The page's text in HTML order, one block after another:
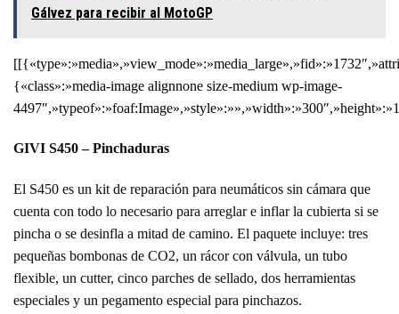
Gálvez para recibir al MotoGP
{«class»:»media-image alignnone size-medium wp-image-
GIVI S450 – Pinchaduras
El S450 es un kit de reparación para neumáticos sin cámara que
cuenta con todo lo necesario para arreglar e inflar la cubierta si se
pincha o se desinfla a mitad de camino. El paquete incluye: tres
pequeñas bombonas de CO2, un rácor con válvula, un tubo
flexible, un cutter, cinco parches de sellado, dos herramientas
especiales y un pegamento especial para pinchazos.